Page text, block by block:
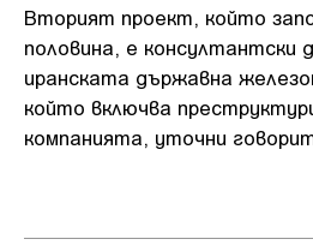
Вторият проект, който
половина, е консултантски
иранската държавна
който включва
компанията, уточни